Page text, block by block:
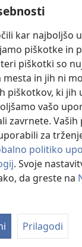
kar najboljšo
piškotke in
piškotki so
mesta in jih ni
piškotkov, ki jih
vašo
zavrnete.
za
politiko
. Svoje
da greste na
Prilagodi
KNJIŽNICA™
Bible and Tract